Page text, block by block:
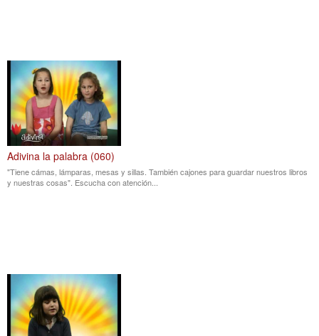
Adivina la palabra (060)
"Tiene cámas, lámparas, mesas y sillas. También cajones para guardar nuestros libros
y nuestras cosas". Escucha con atención...